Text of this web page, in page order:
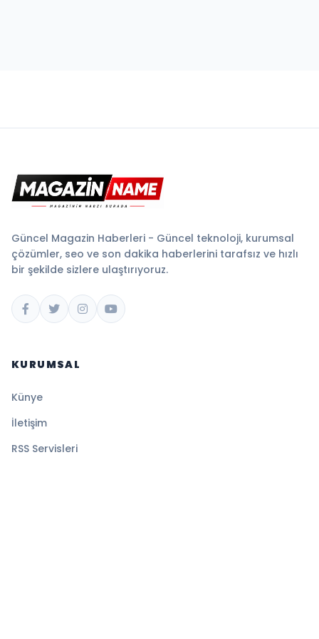
Güncel Magazin Haberleri - Güncel teknoloji, kurumsal
çözümler, seo ve son dakika haberlerini tarafsız ve hızlı
bir şekilde sizlere ulaştırıyoruz.
KURUMSAL
Künye
İletişim
RSS Servisleri